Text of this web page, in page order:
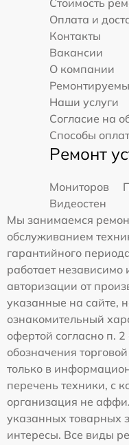
Оплата и
Контакты
Вакансии
О компании
Наши услуги
Согласие на
Способы
Ремонт
Мониторов
Видеостен
Мы занимаемся
обслуживанием
гарантийного
работает
авторизации от
указанные на сайте,
ознакомительный
офертой согласно п.
обозначения
только в
перечень техники, с
организация не
указанных товарных
интересы. Все виды